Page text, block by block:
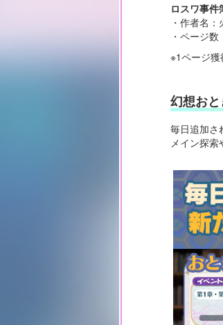
ロスワ事件
・作者名
・ページ数
※1ページ獲
幻想お
毎日追加さ
メイン探索